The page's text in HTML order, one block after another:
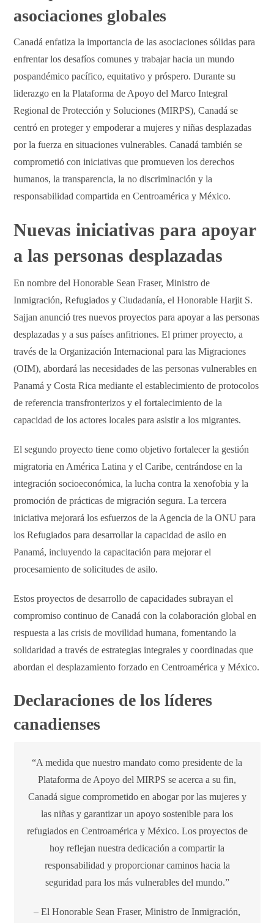
asociaciones globales
Canadá enfatiza la importancia de las asociaciones sólidas para
enfrentar los desafíos comunes y trabajar hacia un mundo
pospandémico pacífico, equitativo y próspero. Durante su
liderazgo en la Plataforma de Apoyo del Marco Integral
Regional de Protección y Soluciones (MIRPS), Canadá se
centró en proteger y empoderar a mujeres y niñas desplazadas
por la fuerza en situaciones vulnerables. Canadá también se
comprometió con iniciativas que promueven los derechos
humanos, la transparencia, la no discriminación y la
responsabilidad compartida en Centroamérica y México.
Nuevas iniciativas para apoyar
a las personas desplazadas
En nombre del Honorable Sean Fraser, Ministro de
Inmigración, Refugiados y Ciudadanía, el Honorable Harjit S.
Sajjan anunció tres nuevos proyectos para apoyar a las personas
desplazadas y a sus países anfitriones. El primer proyecto, a
través de la Organización Internacional para las Migraciones
(OIM), abordará las necesidades de las personas vulnerables en
Panamá y Costa Rica mediante el establecimiento de protocolos
de referencia transfronterizos y el fortalecimiento de la
capacidad de los actores locales para asistir a los migrantes.
El segundo proyecto tiene como objetivo fortalecer la gestión
migratoria en América Latina y el Caribe, centrándose en la
integración socioeconómica, la lucha contra la xenofobia y la
promoción de prácticas de migración segura. La tercera
iniciativa mejorará los esfuerzos de la Agencia de la ONU para
los Refugiados para desarrollar la capacidad de asilo en
Panamá, incluyendo la capacitación para mejorar el
procesamiento de solicitudes de asilo.
Estos proyectos de desarrollo de capacidades subrayan el
compromiso continuo de Canadá con la colaboración global en
respuesta a las crisis de movilidad humana, fomentando la
solidaridad a través de estrategias integrales y coordinadas que
abordan el desplazamiento forzado en Centroamérica y México.
Declaraciones de los líderes
canadienses
“A medida que nuestro mandato como presidente de la
Plataforma de Apoyo del MIRPS se acerca a su fin,
Canadá sigue comprometido en abogar por las mujeres y
las niñas y garantizar un apoyo sostenible para los
refugiados en Centroamérica y México. Los proyectos de
hoy reflejan nuestra dedicación a compartir la
responsabilidad y proporcionar caminos hacia la
seguridad para los más vulnerables del mundo.”
– El Honorable Sean Fraser, Ministro de Inmigración,